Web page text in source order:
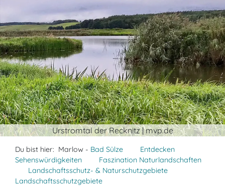
Urstromtal der Recknitz | mvp.de
Du bist hier: Marlow - Bad Sülze
Entdecken
Sehenswürdigkeiten
Faszination Naturlandschaften
Landschaftsschutz- & Naturschutzgebiete
Landschaftsschutzgebiete